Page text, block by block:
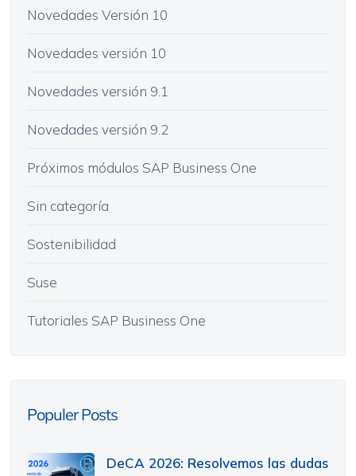
Novedades Versión 10
Novedades versión 10
Novedades versión 9.1
Novedades versión 9.2
Próximos módulos SAP Business One
Sin categoría
Sostenibilidad
Suse
Tutoriales SAP Business One
Populer Posts
DeCA 2026: Resolvemos las dudas